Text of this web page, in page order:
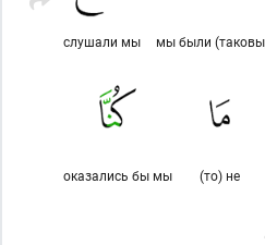
мы были
слушали мы
(то) не
оказались бы мы